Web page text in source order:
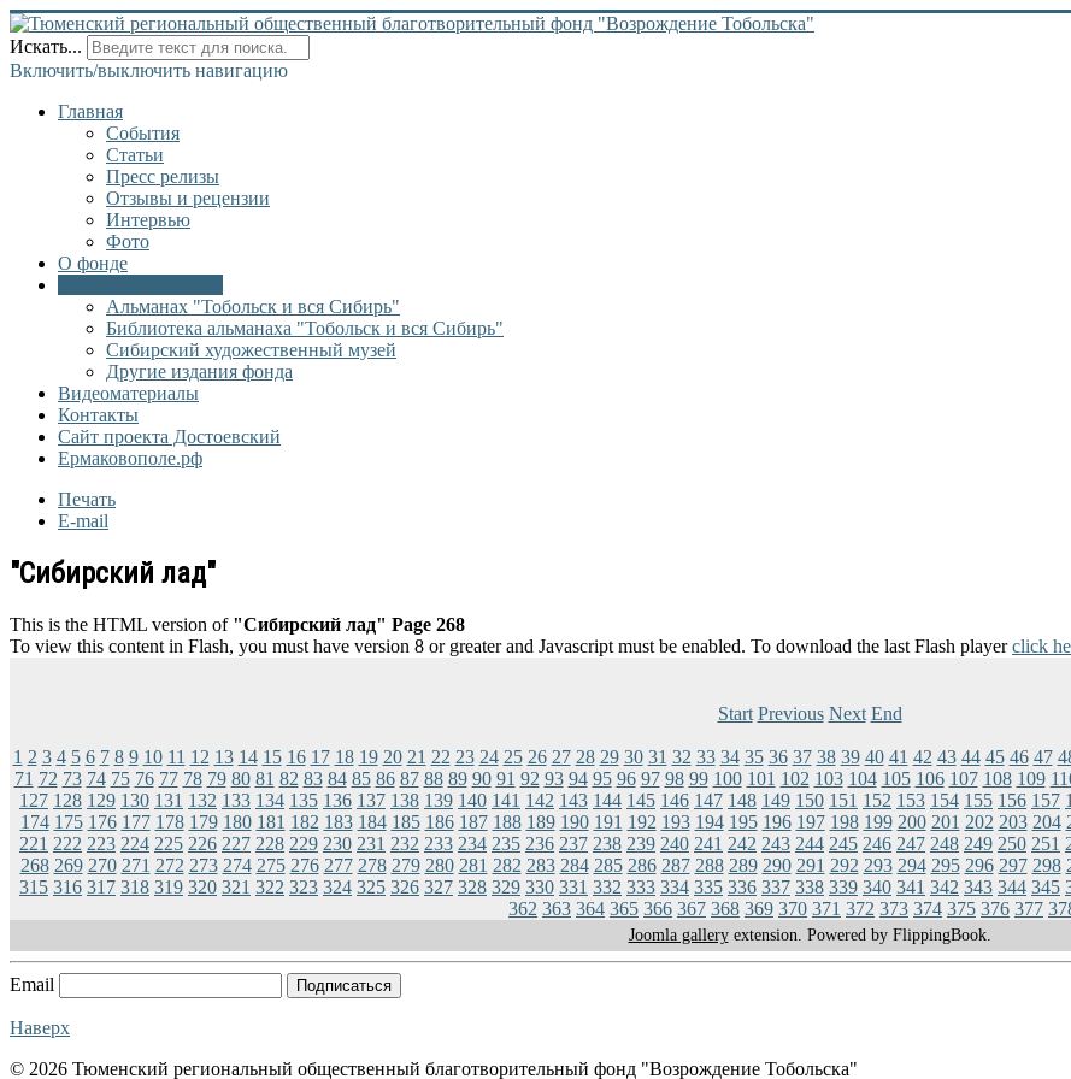
Искать...
Включить/выключить навигацию
Главная
События
Статьи
Пресс релизы
Отзывы и рецензии
Интервью
Фото
О фонде
Альманах "Тобольск и вся Сибирь"
Библиотека альманаха "Тобольск и вся Сибирь"
Сибирский художественный музей
Другие издания фонда
Видеоматериалы
Контакты
Сайт проекта Достоевский
Ермаковополе.рф
Печать
E-mail
"Сибирский лад"
This is the HTML version of "Сибирский лад" Page 268
To view this content in Flash, you must have version 8 or greater and Javascript must be enabled. To download the last Flash playerclick
Start Previous Next End
1 2 3 4 5 6 7 8 9 10 11 12 13 14 15 16 17 18 19 20 21 22 23 24 25 26 27 28 29 30 31 32 33 34 35 36 37 38 39 40 41 42 43 44 45 46 47
71 72 73 74 75 76 77 78 79 80 81 82 83 84 85 86 87 88 89 90 91 92 93 94 95 96 97 98 99 100 101 102 103 104 105 106 107 108 109
127 128 129 130 131 132 133 134 135 136 137 138 139 140 141 142 143 144 145 146 147 148 149 150 151 152 153 154 155 156 157
174 175 176 177 178 179 180 181 182 183 184 185 186 187 188 189 190 191 192 193 194 195 196 197 198 199 200 201 202 203 204
221 222 223 224 225 226 227 228 229 230 231 232 233 234 235 236 237 238 239 240 241 242 243 244 245 246 247 248 249 250 251
268 269 270 271 272 273 274 275 276 277 278 279 280 281 282 283 284 285 286 287 288 289 290 291 292 293 294 295 296 297 298
315 316 317 318 319 320 321 322 323 324 325 326 327 328 329 330 331 332 333 334 335 336 337 338 339 340 341 342 343 344 345
362 363 364 365 366 367 368 369 370 371 372 373 374 375 376 377
Joomla galleryextension. Powered by FlippingBook.
Email Подписаться
Наверх
© 2026 Тюменский региональный общественный благотворительный фонд "Возрождение Тобольска"